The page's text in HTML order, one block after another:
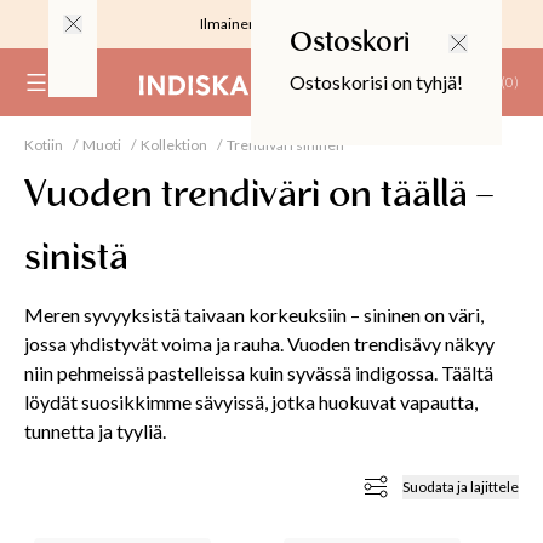
Ilmainen toimitus 59 €
(0)
Ostoskori
Ostoskorisi on tyhjä!
Kotiin Muoti Kollektion Trendiväri sininen
Vuoden trendiväri on täällä –
sinistä
Meren syvyyksistä taivaan korkeuksiin – sininen on väri,
jossa yhdistyvät voima ja rauha. Vuoden trendisävy näkyy
niin pehmeissä pastelleissa kuin syvässä indigossa. Täältä
löydät suosikkimme sävyissä, jotka huokuvat vapautta,
tunnetta ja tyyliä.
Suodata ja lajittele